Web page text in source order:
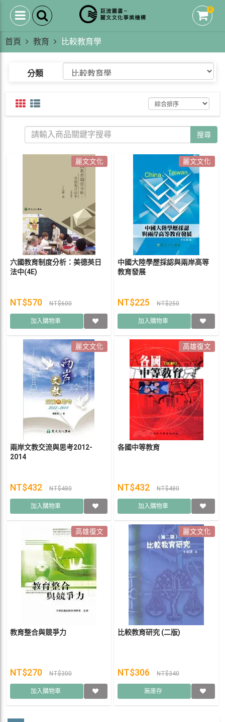
0
首頁 教育 比較教育學
分類
搜尋
麗文文化
六國教育制度分析：美德英日
法中(4E)
NT$570 NT$600
加入購物車
麗文文化
中國大陸學歷採認與兩岸高等
教育發展
NT$225 NT$250
加入購物車
麗文文化
兩岸文教交流與思考2012-
2014
NT$432 NT$480
加入購物車
高雄復文
各國中等教育
NT$432 NT$480
加入購物車
高雄復文
教育整合與競爭力
NT$270 NT$300
加入購物車
麗文文化
比較教育研究 (二版)
NT$306 NT$340
無庫存